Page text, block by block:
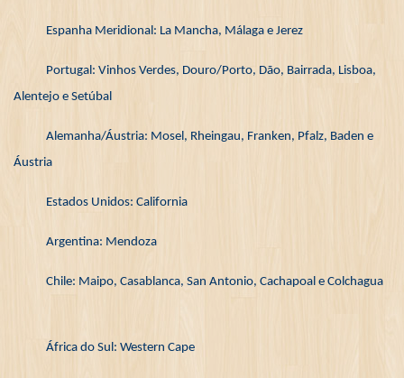
Espanha Meridional: La Mancha, Málaga e Jerez
Portugal: Vinhos Verdes, Douro/Porto, Dão, Bairrada, Lisboa,
Alentejo e Setúbal
Alemanha/Áustria: Mosel, Rheingau, Franken, Pfalz, Baden e
Áustria
Estados Unidos: California
Argentina: Mendoza
Chile: Maipo, Casablanca, San Antonio, Cachapoal e Colchagua
África do Sul: Western Cape